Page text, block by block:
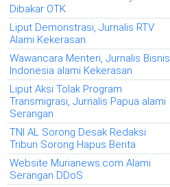
Dibakar OTK
Liput Demonstrasi, Jurnalis RTV
Alami Kekerasan
Wawancara Menteri, Jurnalis Bisnis
Indonesia alami Kekerasan
Liput Aksi Tolak Program
Transmigrasi, Jurnalis Papua alami
Serangan
TNI AL Sorong Desak Redaksi
Tribun Sorong Hapus Berita
Website Murianews.com Alami
Serangan DDoS